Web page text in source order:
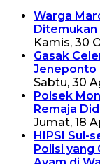
Warga
Ditemukan
Kamis, 30
Gasak
Jeneponto
Sabtu, 30
Polsek
Remaja
Jumat, 18
HIPSI Sul-
Polisi yang